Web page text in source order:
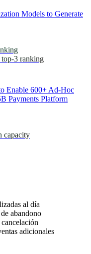
Models to Generate
3 ranking
Enable 600+ Ad-Hoc
Payments Platform
capacity
al día
abandono
adicionales